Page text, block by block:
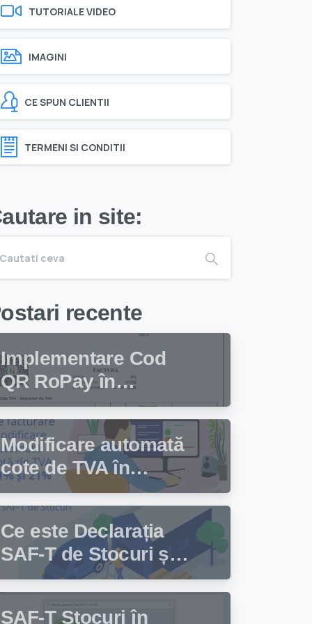
TUTORIALE VIDEO
IMAGINI
CE SPUN CLIENTII
TERMENI SI CONDITII
in site:
recente
Implementare Cod
QR RoPay în
programul de
facturare Facturis
Modificare automată
cote de TVA în
programul de
facturare Facturis
Ce este Declarația
SAF-T de Stocuri și
cine trebuie să
depună această
SAF-T Stocuri în